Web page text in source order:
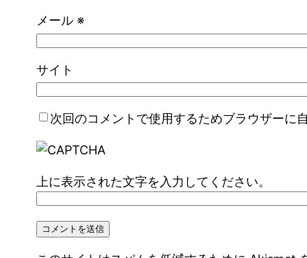
メール ※
サイト
次回のコメントで使用するためブラウザーに
上に表示された文字を入力してください。